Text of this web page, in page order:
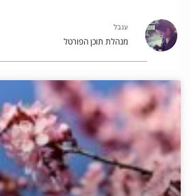
ענבל
מנהלת תוכן הפורטל